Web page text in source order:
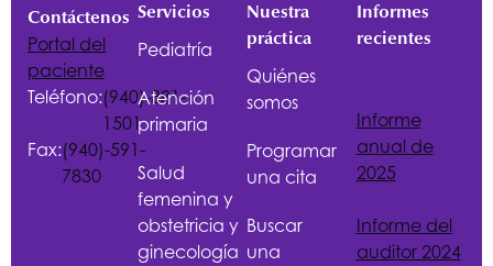
Contáctenos
Portal del
paciente
Teléfono:(940)-381-
1501
Fax:(940)-591-
7830
Servicios
Pediatría
Atención
primaria
Salud
femenina y
obstetricia y
ginecología
Nuestra
práctica
Quiénes
somos
Programar
una cita
Buscar
una
Informes
recientes
Informe
anual de
2025
Informe del
auditor 2024